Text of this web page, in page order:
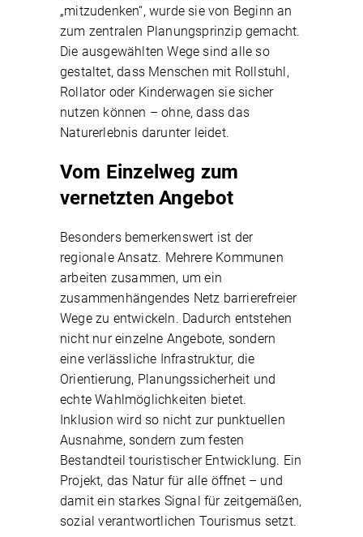
„mitzudenken“, wurde sie von Beginn an
zum zentralen Planungsprinzip gemacht.
Die ausgewählten Wege sind alle so
gestaltet, dass Menschen mit Rollstuhl,
Rollator oder Kinderwagen sie sicher
nutzen können – ohne, dass das
Naturerlebnis darunter leidet.
Vom Einzelweg zum
vernetzten Angebot
Besonders bemerkenswert ist der
regionale Ansatz. Mehrere Kommunen
arbeiten zusammen, um ein
zusammenhängendes Netz barrierefreier
Wege zu entwickeln. Dadurch entstehen
nicht nur einzelne Angebote, sondern
eine verlässliche Infrastruktur, die
Orientierung, Planungssicherheit und
echte Wahlmöglichkeiten bietet.
Inklusion wird so nicht zur punktuellen
Ausnahme, sondern zum festen
Bestandteil touristischer Entwicklung. Ein
Projekt, das Natur für alle öffnet – und
damit ein starkes Signal für zeitgemäßen,
sozial verantwortlichen Tourismus setzt.